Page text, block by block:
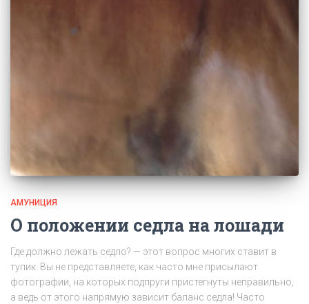
АМУНИЦИЯ
О положении седла на лошади
Где должно лежать седло? — этот вопрос многих ставит в
тупик. Вы не представляете, как часто мне присылают
фотографии, на которых подпруги пристегнуты неправильно,
а ведь от этого напрямую зависит баланс седла! Часто